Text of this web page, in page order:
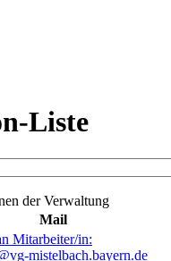
Liste
der Verwaltung
Mail